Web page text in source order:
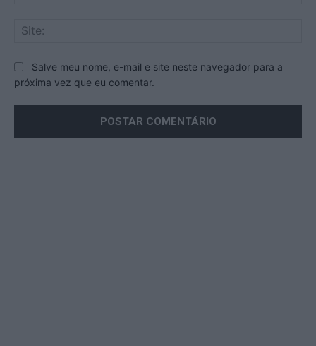
Salve meu nome, e-mail e site neste navegador para a
próxima vez que eu comentar.